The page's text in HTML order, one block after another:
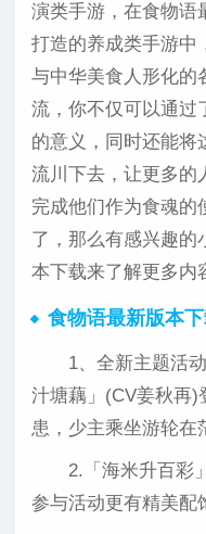
演类手游，在食物语
打造的养成类手游中
与中华美食人形化的
流，你不仅可以通过
的意义，同时还能将
流川下去，让更多的
完成他们作为食魂的
了，那么有感兴趣的
本下载来了解更多内
食物语最新版本
1、全新主题活动
汁塘藕」(CV姜秋再)
患，少主乘坐游轮
2.「海米升百彩」
参与活动更有精美配